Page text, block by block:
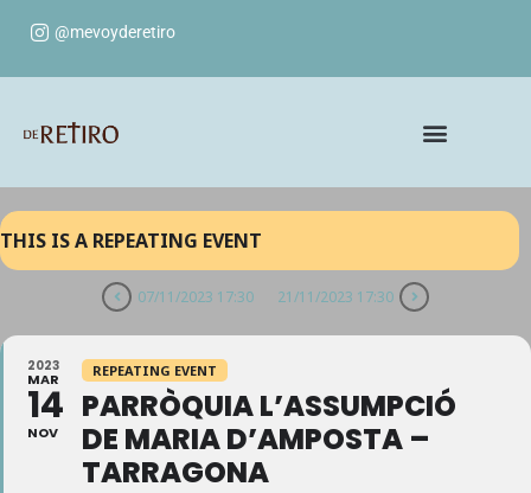
@mevoyderetiro
THIS IS A REPEATING EVENT
07/11/2023 17:30 21/11/2023 17:30
2023
MAR
14
NOV
REPEATING EVENT
PARRÒQUIA L’ASSUMPCIÓ
DE MARIA D’AMPOSTA –
TARRAGONA